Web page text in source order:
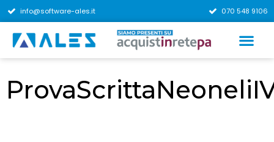
info@software-ales.it 070 548 9106